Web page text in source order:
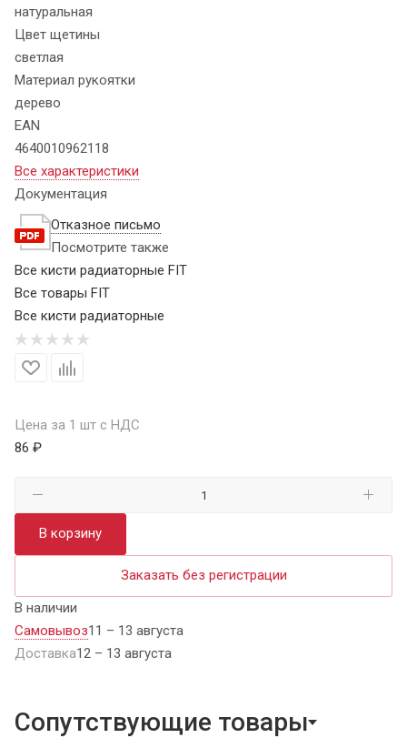
натуральная
Цвет щетины
светлая
Материал рукоятки
дерево
EAN
4640010962118
Все характеристики
Документация
Отказное письмо
Посмотрите также
Все кисти радиаторные FIT
Все товары FIT
Все кисти радиаторные
Цена за 1 шт с НДС
86 ₽
В корзину
Заказать без регистрации
В наличии
Самовывоз11 – 13 августа
Доставка12 – 13 августа
Сопутствующие товары